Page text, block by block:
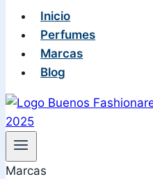
Inicio
Perfumes
Marcas
Blog
Marcas